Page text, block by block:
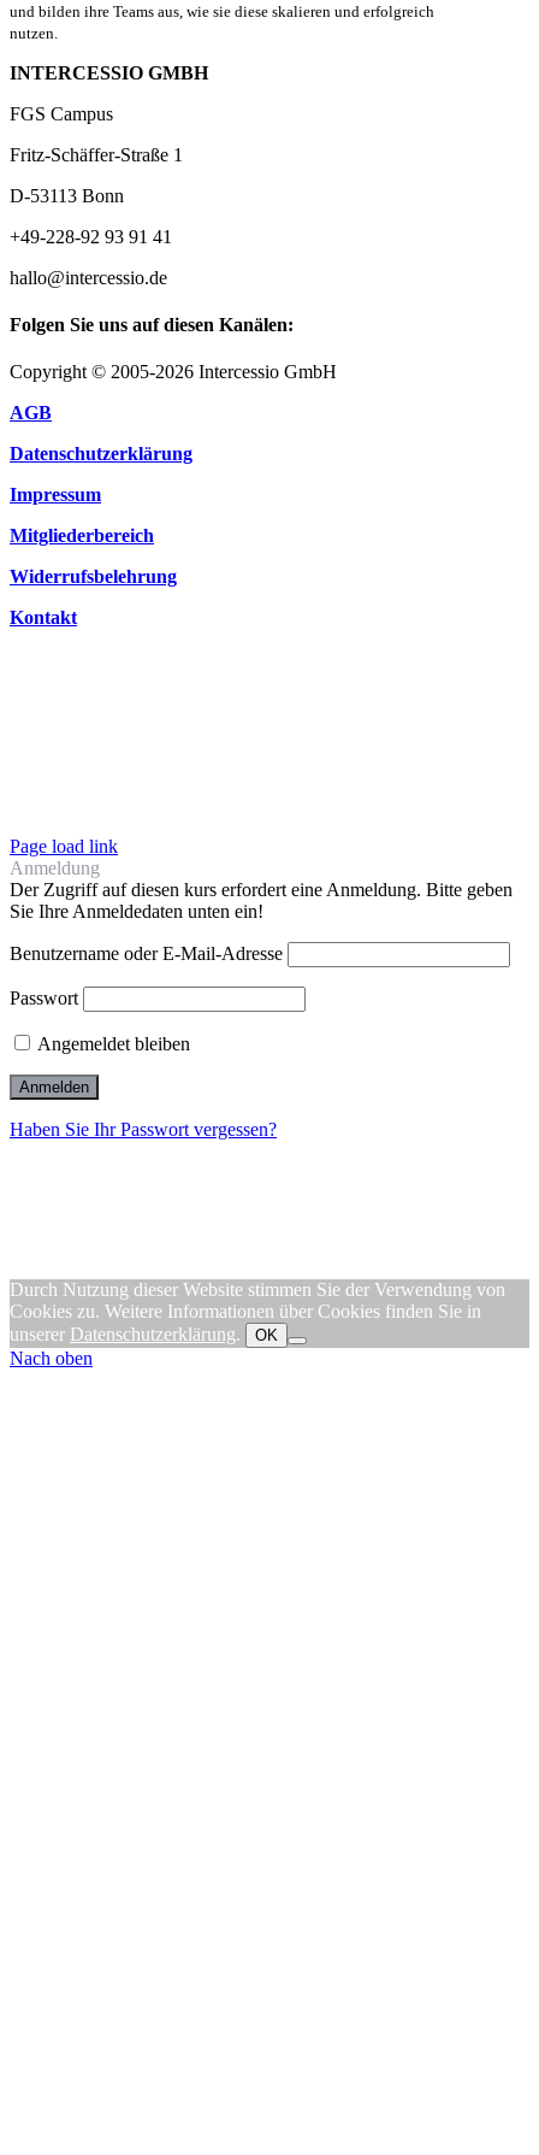
und bilden ihre Teams aus, wie sie diese skalieren und erfolgreich
nutzen.
INTERCESSIO GMBH
FGS Campus
Fritz-Schäffer-Straße 1
D-53113 Bonn
+49-228-92 93 91 41
hallo@intercessio.de
Folgen Sie uns auf diesen Kanälen:
Copyright © 2005-2026 Intercessio GmbH
AGB
Datenschutzerklärung
Impressum
Mitgliederbereich
Widerrufsbelehrung
Kontakt
Page load link
Anmeldung
Der Zugriff auf diesen kurs erfordert eine Anmeldung. Bitte geben
Sie Ihre Anmeldedaten unten ein!
Benutzername oder E-Mail-Adresse
Passwort
Angemeldet bleiben
Haben Sie Ihr Passwort vergessen?
Durch Nutzung dieser Website stimmen Sie der Verwendung von
Cookies zu. Weitere Informationen über Cookies finden Sie in
unserer Datenschutzerklärung. OK
Nach oben